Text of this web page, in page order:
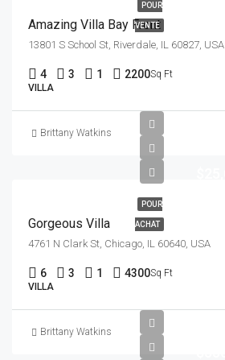
POUR
VENTE
Amazing Villa Bay Front
13801 S School St, Riverdale, IL 60827, USA
4 3 1 2200Sq Ft
VILLA
Brittany Watkins
POUR
ACHAT
Gorgeous Villa
4761 N Clark St, Chicago, IL 60640, USA
6 3 1 4300Sq Ft
VILLA
Brittany Watkins